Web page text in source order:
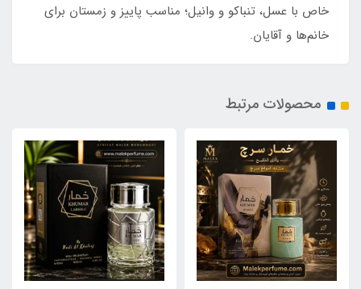
خاص با عسل، تنباکو و وانیل؛ مناسب پاییز و زمستان برای
خانم‌ها و آقایان.
محصولات مرتبط